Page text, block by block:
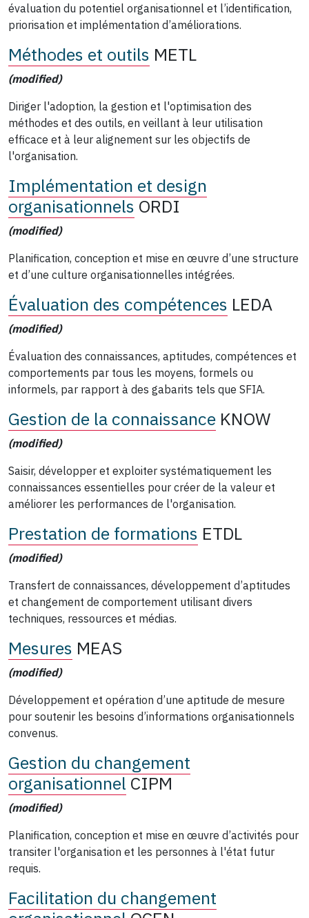
évaluation du potentiel organisationnel et l’identification,
priorisation et implémentation d’améliorations.
Méthodes et outils METL
(modified)
Diriger l'adoption, la gestion et l'optimisation des
méthodes et des outils, en veillant à leur utilisation
efficace et à leur alignement sur les objectifs de
l'organisation.
Implémentation et design
organisationnels ORDI
(modified)
Planification, conception et mise en œuvre d’une structure
et d’une culture organisationnelles intégrées.
Évaluation des compétences LEDA
(modified)
Évaluation des connaissances, aptitudes, compétences et
comportements par tous les moyens, formels ou
informels, par rapport à des gabarits tels que SFIA.
Gestion de la connaissance KNOW
(modified)
Saisir, développer et exploiter systématiquement les
connaissances essentielles pour créer de la valeur et
améliorer les performances de l'organisation.
Prestation de formations ETDL
(modified)
Transfert de connaissances, développement d’aptitudes
et changement de comportement utilisant divers
techniques, ressources et médias.
Mesures MEAS
(modified)
Développement et opération d’une aptitude de mesure
pour soutenir les besoins d’informations organisationnels
convenus.
Gestion du changement
organisationnel CIPM
(modified)
Planification, conception et mise en œuvre d’activités pour
transiter l'organisation et les personnes à l'état futur
requis.
Facilitation du changement